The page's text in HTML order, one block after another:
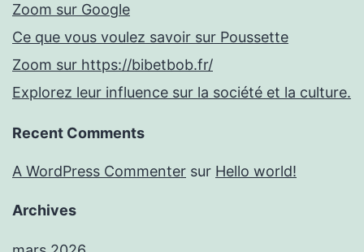
Zoom sur Google
Ce que vous voulez savoir sur Poussette
Zoom sur https://bibetbob.fr/
Explorez leur influence sur la société et la culture.
Recent Comments
A WordPress Commenter sur Hello world!
Archives